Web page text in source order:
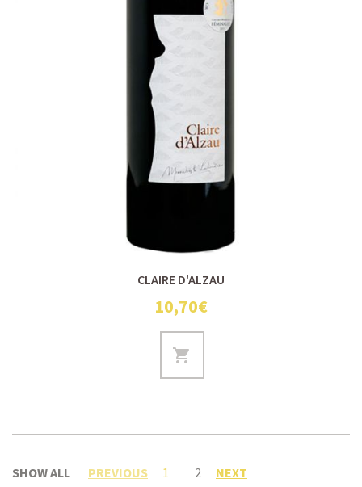
CLAIRE D'ALZAU
10,70€
SHOW ALL PREVIOUS 1 2 NEXT